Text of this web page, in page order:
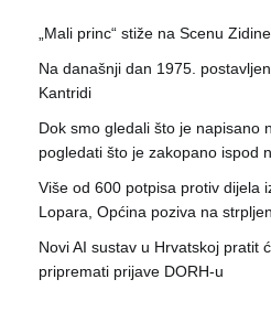
„Mali princ“ stiže na Scenu
Na današnji dan 1975.
Kantridi
Dok smo gledali što je napisano
pogledati što je zakopano ispod
Više od 600 potpisa protiv dijela
Lopara, Općina poziva na
Novi AI sustav u Hrvatskoj pratit
pripremati prijave DORH-u